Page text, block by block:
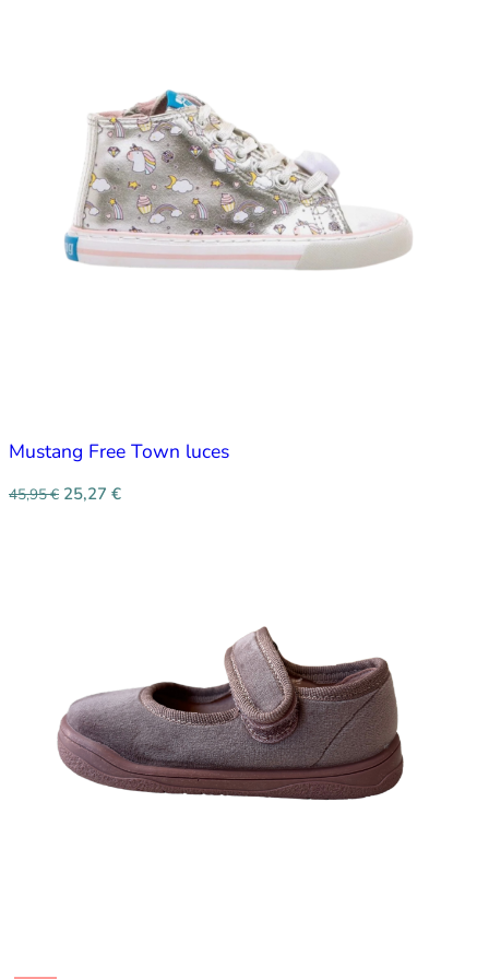
Mustang Free Town luces
45,95€ 25,27 €